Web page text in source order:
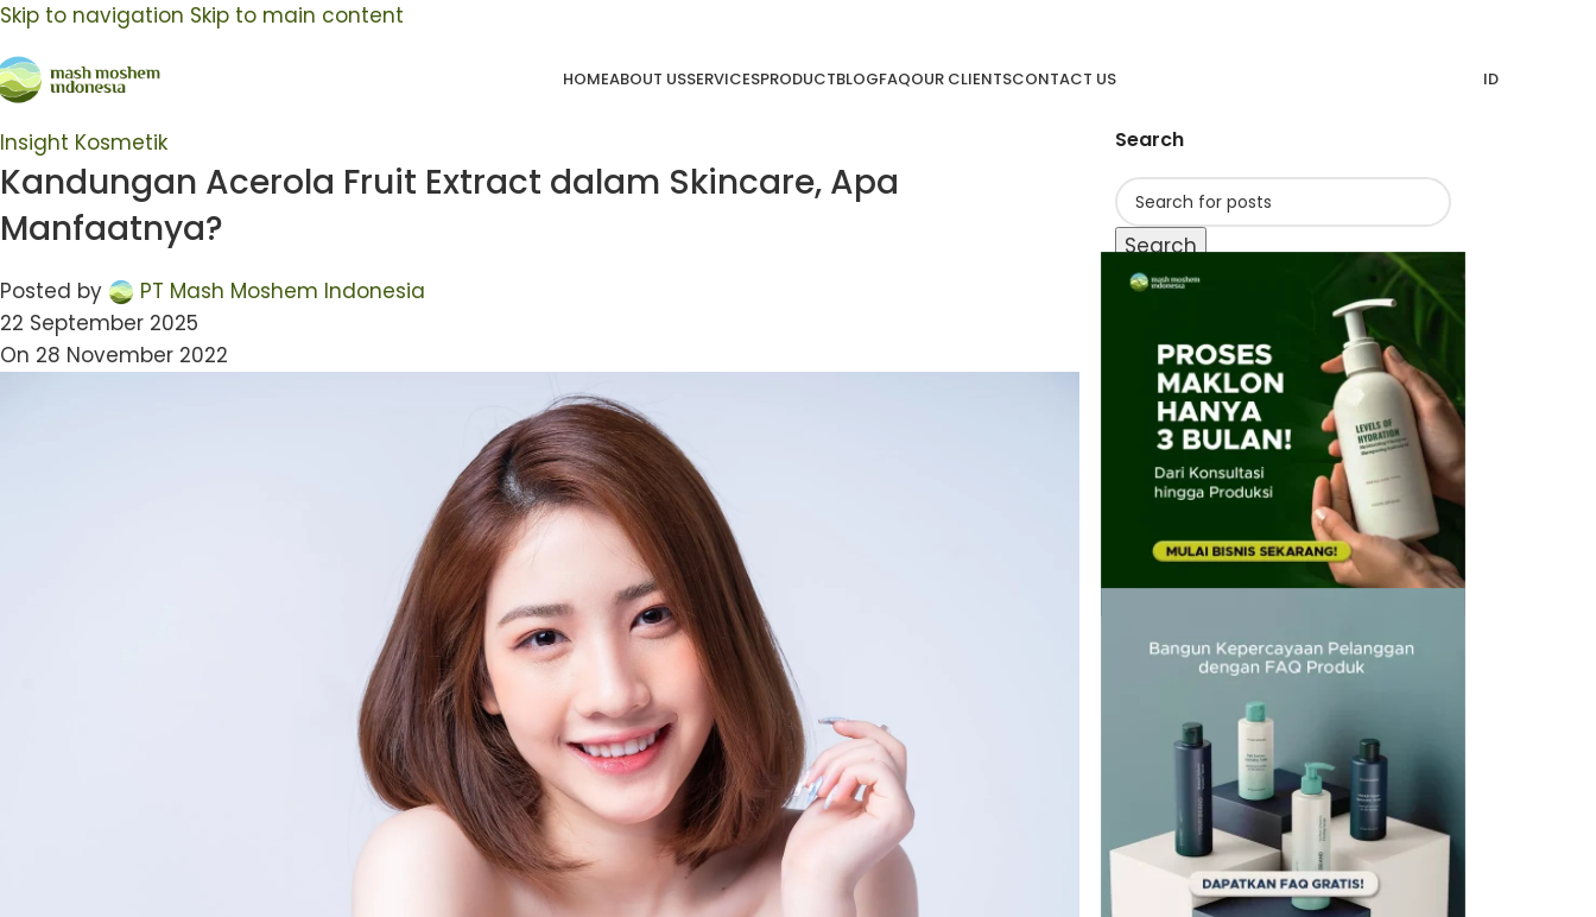
Skip to navigation Skip to main content
HOMEABOUT USSERVICESPRODUCTBLOGFAQOUR CLIENTSCONTACT US ID
Insight Kosmetik
Kandungan Acerola Fruit Extract dalam Skincare, Apa
Manfaatnya?
Posted by
PT Mash Moshem Indonesia
22 September 2025
On 28 November 2022
Search
Search